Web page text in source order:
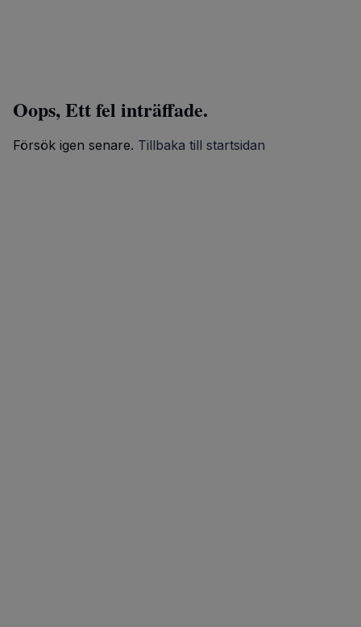
Oops, Ett fel inträffade.
Försök igen senare. Tillbaka till startsidan